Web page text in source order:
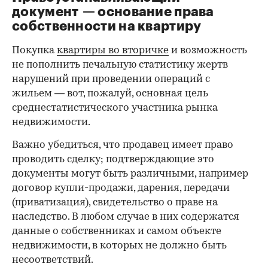
00:00 / 00:00
документ — основание права
собственности на квартиру
Покупкаквартиры во вторичке и возможность
не пополнить печальную статистику жертв
нарушений при проведении операций с
жильем — вот, пожалуй, основная цель
среднестатистического участника рынка
недвижимости.
Важно убедиться, что продавец имеет право
проводить сделку; подтверждающие это
документы могут быть различными, например
договор купли-продажи, дарения, передачи
(приватизация), свидетельство о праве на
наследство. В любом случае в них содержатся
данные о собственниках и самом объекте
недвижимости, в которых не должно быть
несоответствий.